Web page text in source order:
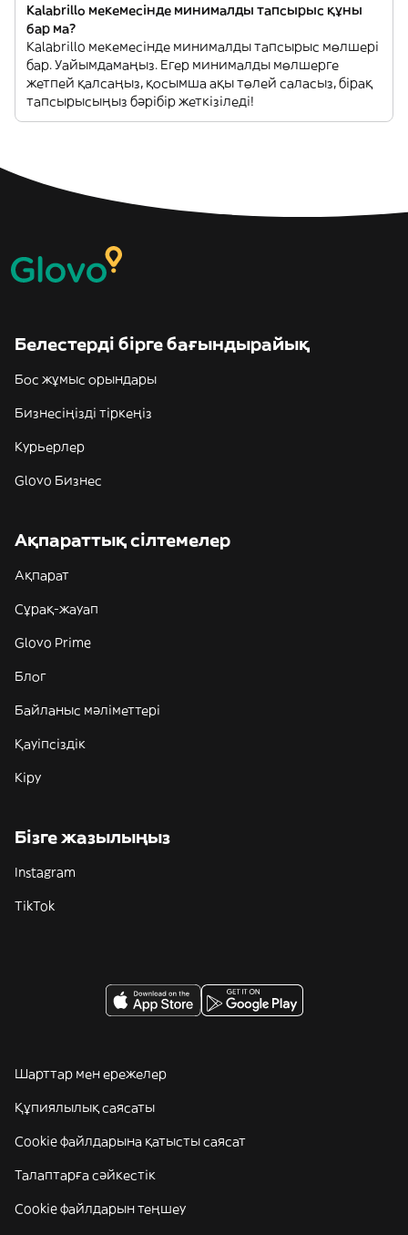
Kalabrillo мекемесінде минималды тапсырыс құны
бар ма?
Kalabrillo мекемесінде минималды тапсырыс мөлшері
бар. Уайымдамаңыз. Егер минималды мөлшерге
жетпей қалсаңыз, қосымша ақы төлей саласыз, бірақ
тапсырысыңыз бәрібір жеткізіледі!
Белестерді бірге бағындырайық
Бос жұмыс орындары
Бизнесіңізді тіркеңіз
Курьерлер
Glovo Бизнес
Ақпараттық сілтемелер
Ақпарат
Сұрақ-жауап
Glovo Prime
Блог
Байланыс мәліметтері
Қауіпсіздік
Кіру
Бізге жазылыңыз
Instagram
TikTok
Шарттар мен ережелер
Құпиялылық саясаты
Cookie файлдарына қатысты саясат
Талаптарға сәйкестік
Cookie файлдарын теңшеу